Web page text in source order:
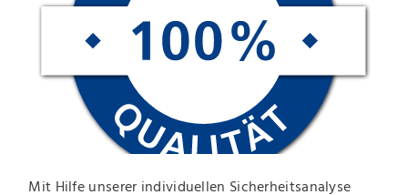
Mit Hilfe unserer individuellen Sicherheitsanalyse